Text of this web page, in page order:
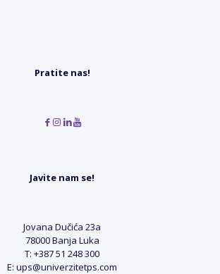
Pratite nas!
Javite nam se!
Jovana Dučića 23a
78000 Banja Luka
T: +387 51 248 300
E: ups@univerzitetps.com